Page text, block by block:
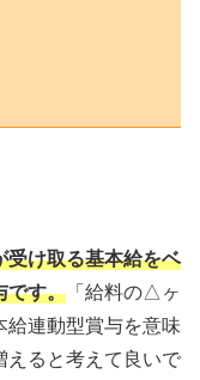
受け取る基本給をベ
です。 「給料の△ヶ
給連動型賞与を意味
えると考えて良いで